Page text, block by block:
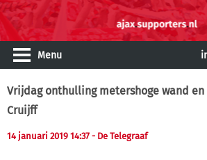
Menu
Vrijdag onthulling metershoge wand
Cruijff
14 januari 2019 14:37 - De Telegraaf